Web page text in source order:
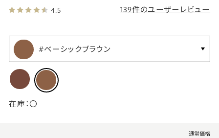
4.5 139件のユーザーレビュー
#ベーシックブラウン
在庫： 〇
通常価格